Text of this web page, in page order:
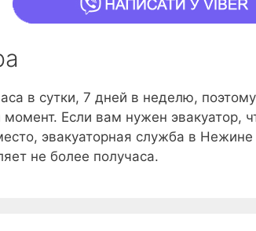
в сутки, 7 дней в неделю,
Если вам нужен эвакуатор,
эвакуаторная служба в
не более получаса.